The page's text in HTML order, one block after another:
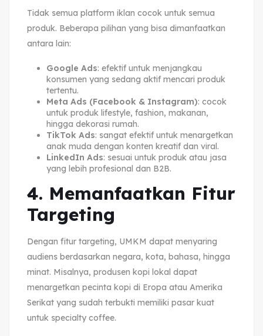
Tidak semua platform iklan cocok untuk semua
produk. Beberapa pilihan yang bisa dimanfaatkan
antara lain:
Google Ads: efektif untuk menjangkau
konsumen yang sedang aktif mencari produk
tertentu.
Meta Ads (Facebook & Instagram): cocok
untuk produk lifestyle, fashion, makanan,
hingga dekorasi rumah.
TikTok Ads: sangat efektif untuk menargetkan
anak muda dengan konten kreatif dan viral.
LinkedIn Ads: sesuai untuk produk atau jasa
yang lebih profesional dan B2B.
4. Memanfaatkan Fitur
Targeting
Dengan fitur targeting, UMKM dapat menyaring
audiens berdasarkan negara, kota, bahasa, hingga
minat. Misalnya, produsen kopi lokal dapat
menargetkan pecinta kopi di Eropa atau Amerika
Serikat yang sudah terbukti memiliki pasar kuat
untuk specialty coffee.